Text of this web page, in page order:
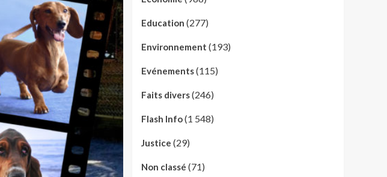
Education (277)
Environnement (193)
Evénements(115)
Faits divers(246)
Flash Info(1 548)
Justice (29)
Non classé (71)